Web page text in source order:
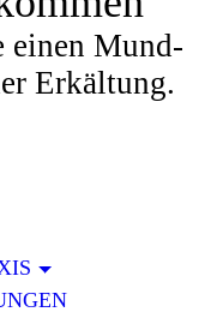
einen Mund-
Erkältung.